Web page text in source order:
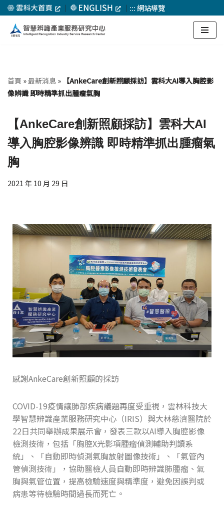
Skip
to
｜ ｜ :::網站導覽
首頁 »最新消息 » 【AnkeCare創新照顧採訪】雲科大AI導入胸腔影
像辨識 即時精準抓出腫瘤氣胸
【AnkeCare創新照顧採訪】雲科大AI
導入胸腔影像辨識 即時精準抓出腫瘤氣
胸
2021 年 10 月 29 日
感謝AnkeCare創新照顧的採訪
COVID-19疫情讓肺部疾病議題再度受重視，雲林科技大
學智慧辨識產業服務研究中心（IRIS）與大林慈濟醫院於
22日共同舉辦成果展示會，發表三款以AI導入胸腔影像
檢測技術，包括「胸腔X光影項腫瘤偵測輔助判讀系
統」、「自動即時偵測氣胸放射圖像技術」、「氣管內
管偵測技術」，協助醫檢人員自動即時辨識肺腫瘤、氣
胸與氣管位置，提高檢驗速度與精準度，避免因誤判或
病患等待檢驗時間過長而死亡。